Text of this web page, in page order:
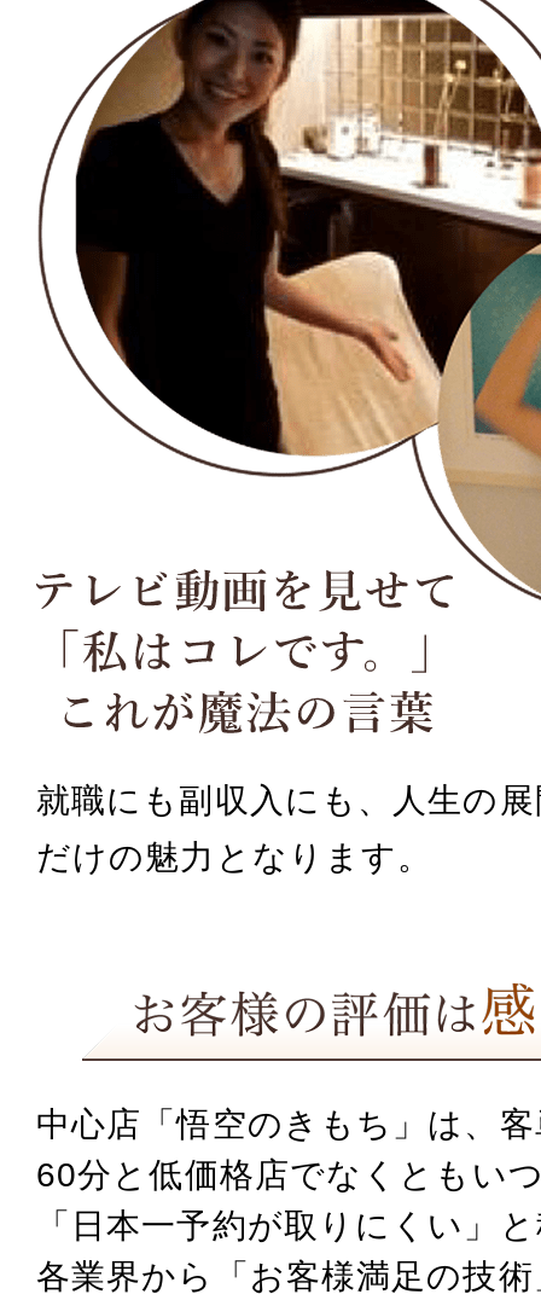
就職にも副収入にも、人生の
だけの魅力となります。
中心店「悟空のきもち」は、
60分と低価格店でなくとも い
「日本一予約が取りにくい」
各業界から「お客様満足の技